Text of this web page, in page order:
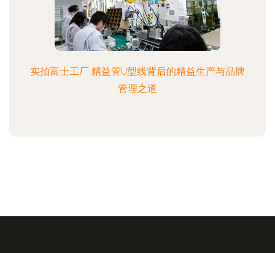
实拍富士工厂 精益管U型线背后的精益生产与品牌
管理之道